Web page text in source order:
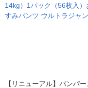
【リニューアル】パンパ